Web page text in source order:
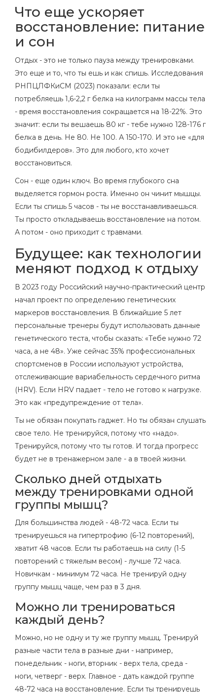
Что еще ускоряет
восстановление: питание
и сон
Отдых - это не только пауза между тренировками.
Это еще и то, что ты ешь и как спишь. Исследования
РНПЦЛФКиСМ (2023) показали: если ты
потребляешь 1,6-2,2 г белка на килограмм массы тела
- время восстановления сокращается на 18-22%. Это
значит: если ты вешаешь 80 кг - тебе нужно 128-176 г
белка в день. Не 80. Не 100. А 150-170. И это не «для
бодибилдеров». Это для любого, кто хочет
восстановиться.
Сон - еще один ключ. Во время глубокого сна
выделяется гормон роста. Именно он чинит мышцы.
Если ты спишь 5 часов - ты не восстанавливаешься.
Ты просто откладываешь восстановление на потом.
А потом - оно приходит с травмами.
Будущее: как технологии
меняют подход к отдыху
В 2023 году Российский научно-практический центр
начал проект по определению генетических
маркеров восстановления. В ближайшие 5 лет
персональные тренеры будут использовать данные
генетического теста, чтобы сказать: «Тебе нужно 72
часа, а не 48». Уже сейчас 35% профессиональных
спортсменов в России используют устройства,
отслеживающие вариабельность сердечного ритма
(HRV). Если HRV падает - тело не готово к нагрузке.
Это как «предупреждение от тела».
Ты не обязан покупать гаджет. Но ты обязан слушать
свое тело. Не тренируйся, потому что «надо».
Тренируйся, потому что ты готов. И тогда прогресс
будет не в тренажерном зале - а в твоей жизни.
Сколько дней отдыхать
между тренировками одной
группы мышц?
Для большинства людей - 48-72 часа. Если ты
тренируешься на гипертрофию (6-12 повторений),
хватит 48 часов. Если ты работаешь на силу (1-5
повторений с тяжелым весом) - лучше 72 часа.
Новичкам - минимум 72 часа. Не тренируй одну
группу мышц чаще, чем раз в 3 дня.
Можно ли тренироваться
каждый день?
Можно, но не одну и ту же группу мышц. Тренируй
разные части тела в разные дни - например,
понедельник - ноги, вторник - верх тела, среда -
ноги, четверг - верх. Главное - дать каждой группе
48-72 часа на восстановление. Если ты тренируешь